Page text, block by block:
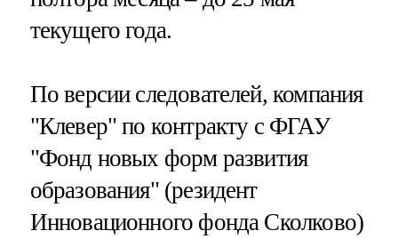
текущего года.
По версии следователей, компания
"Клевер" по контракту с ФГАУ
"Фонд новых форм развития
образования" (резидент
Инновационного фонда Сколково)